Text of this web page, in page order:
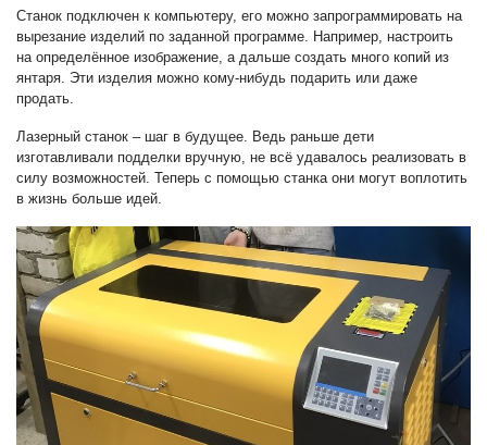
Станок подключен к компьютеру, его можно запрограммировать на
вырезание изделий по заданной программе. Например, настроить
на определённое изображение, а дальше создать много копий из
янтаря. Эти изделия можно кому-нибудь подарить или даже
продать.
Лазерный станок – шаг в будущее. Ведь раньше дети
изготавливали подделки вручную, не всё удавалось реализовать в
силу возможностей. Теперь с помощью станка они могут воплотить
в жизнь больше идей.